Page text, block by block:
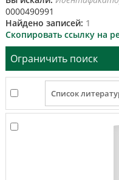
0000490991
Найдено записей: 1
Скопировать ссылку на
Ограничить поиск